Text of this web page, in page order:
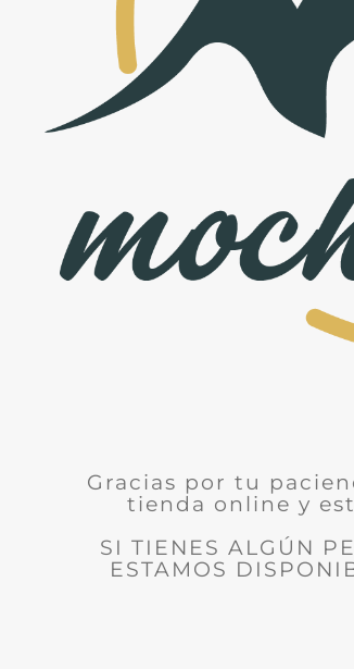
Gracias por tu
tienda online y
SI TIENES ALGÚN
ESTAMOS